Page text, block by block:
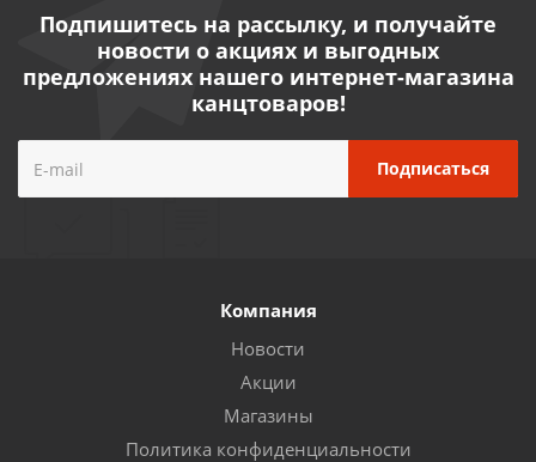
Подпишитесь на рассылку, и получайте
новости о акциях и выгодных
предложениях нашего интернет-магазина
канцтоваров!
Компания
Новости
Акции
Магазины
Политика конфиденциальности